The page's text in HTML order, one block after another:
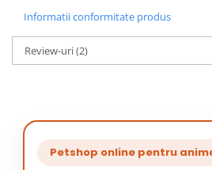
Informatii conformitate produs
Review-uri(2)
Petshop online pentru